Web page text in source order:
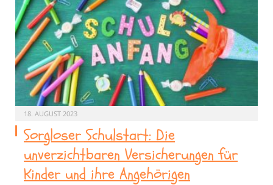
18. AUGUST 2023
Sorgloser Schulstart: Die
unverzichtbaren Versicherungen für
Kinder und ihre Angehörigen